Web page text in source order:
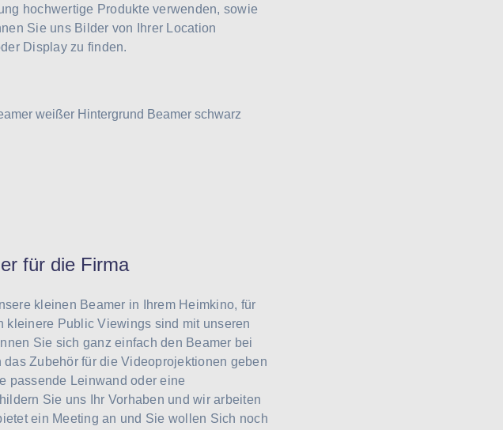
hochwertige Produkte verwenden, sowie
Sie uns Bilder von Ihrer Location
Display zu finden.
für die Firma
kleinen Beamer in Ihrem Heimkino, für
kleinere Public Viewings sind mit unseren
Sie sich ganz einfach den Beamer bei
Zubehör für die Videoprojektionen geben
passende Leinwand oder eine
Sie uns Ihr Vorhaben und wir arbeiten
ein Meeting an und Sie wollen Sich noch